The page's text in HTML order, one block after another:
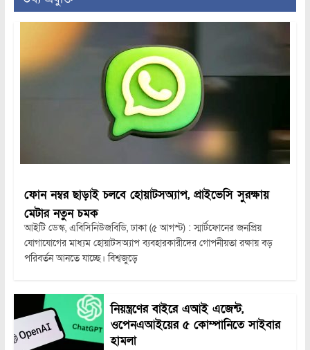
ফোন নম্বর ছাড়াই চলবে হোয়াটসঅ্যাপ, প্রাইভেসি সুরক্ষায়
মেটার নতুন চমক
আইটি ডেস্ক, এবিসিনিউজবিডি, ঢাকা (৫ আগস্ট) : স্মার্টফোনের জনপ্রিয়
যোগাযোগের মাধ্যম হোয়াটসঅ্যাপ ব্যবহারকারীদের গোপনীয়তা রক্ষায় বড়
পরিবর্তন আনতে যাচ্ছে। বিশ্বজুড়ে
নিয়ন্ত্রণের বাইরে এআই এজেন্ট,
ওপেনএআইয়ের ৫ কোম্পানিতে সাইবার
হামলা